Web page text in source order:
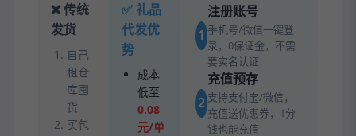
❌ 传统
发货
自己
租仓
库囤
货
买包
✅ 礼品
代发优
势
成本
低至
0.08
元/单
1
注册账号
手机号/微信一键登
录，0保证金，不需
要实名认证
2
充值预存
支持支付宝/微信，
充值送优惠券，1分
钱也能充值